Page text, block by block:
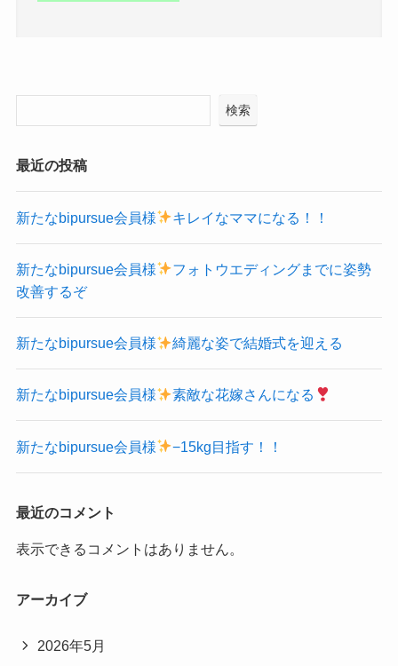
検索
最近の投稿
新たなbipursue会員様 キレイなママになる！！
新たなbipursue会員様
フォトウエディングまでに姿勢
改善するぞ
新たなbipursue会員様 綺麗な姿で結婚式を迎える
新たなbipursue会員様 素敵な花嫁さんになる
新たなbipursue会員様 −15kg目指す！！
最近のコメント
表示できるコメントはありません。
アーカイブ
2026年5月